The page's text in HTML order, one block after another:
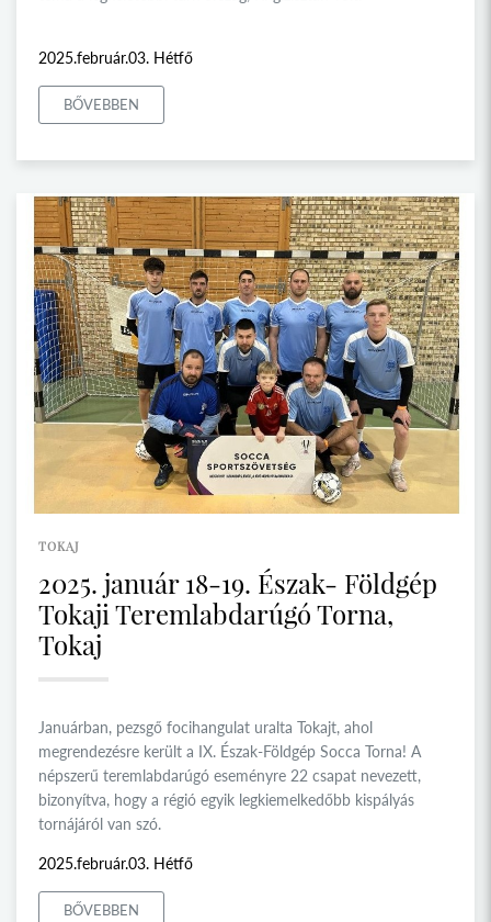
2025.február.03. Hétfő
BŐVEBBEN
TOKAJ
2025. január 18-19. Észak- Földgép
Tokaji Teremlabdarúgó Torna,
Tokaj
Januárban, pezsgő focihangulat uralta Tokajt, ahol
megrendezésre került a IX. Észak-Földgép Socca Torna! A
népszerű teremlabdarúgó eseményre 22 csapat nevezett,
bizonyítva, hogy a régió egyik legkiemelkedőbb kispályás
tornájáról van szó.
2025.február.03. Hétfő
BŐVEBBEN